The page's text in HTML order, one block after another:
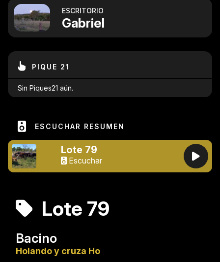
ESCRITORIO
Gabriel
PIQUE 21
Sin Piques21 aún.
ESCUCHAR RESUMEN
Lote 79
Escuchar
Lote 79
Bacino
Holando y cruza Ho